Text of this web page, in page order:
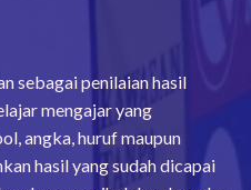
sebagai penilaian hasil
mengajar yang
angka, huruf maupun
hasil yang sudah dicapai